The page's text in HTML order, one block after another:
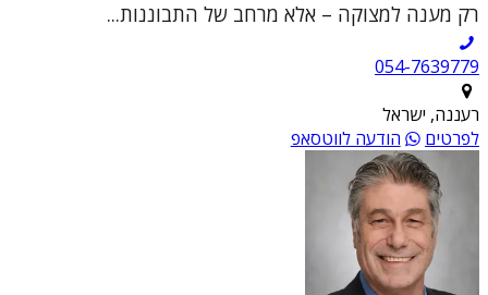
רק מענה למצוקה – אלא מרחב של התבוננות...
054-7639779
רעננה, ישראל
לפרטים
הודעה לווטסאפ